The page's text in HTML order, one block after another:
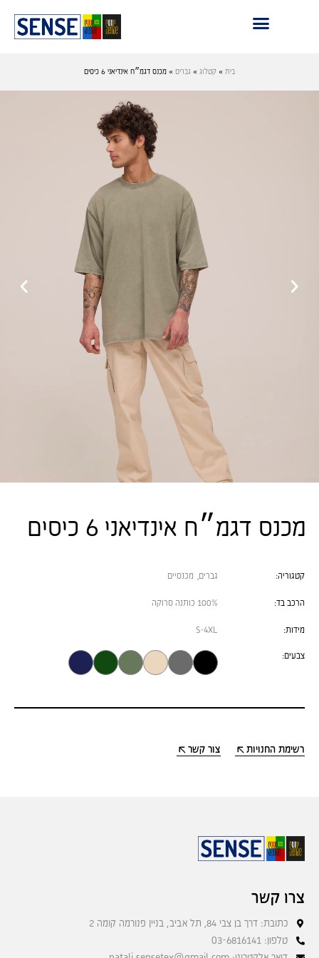
בית » קטלוג » גברים » מכנס דגמ״ח אינדיאני 6 כיסים
› ‹
מכנס דגמ״ח אינדיאני 6 כיסים
קטגוריה:
הרכב בד:
מידות:
גברים, מכנסיים
100% כותנה סרוקה
S-4XL
צבעים:
רשימת החנויות צור קשר
צרו קשר
כתובת: דרך בן צבי 84, תל אביב, בניין פנורמה קומה 2
טלפון: 03-6816141